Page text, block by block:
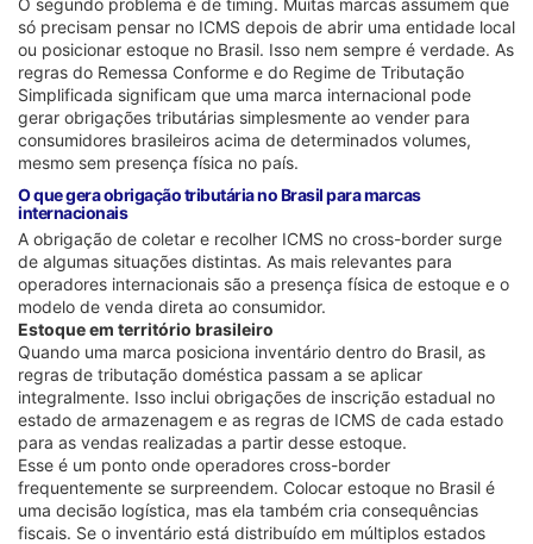
O segundo problema é de timing. Muitas marcas assumem que
só precisam pensar no ICMS depois de abrir uma entidade local
ou posicionar estoque no Brasil. Isso nem sempre é verdade. As
regras do Remessa Conforme e do Regime de Tributação
Simplificada significam que uma marca internacional pode
gerar obrigações tributárias simplesmente ao vender para
consumidores brasileiros acima de determinados volumes,
mesmo sem presença física no país.
O que gera obrigação tributária no Brasil para marcas
internacionais
A obrigação de coletar e recolher ICMS no cross-border surge
de algumas situações distintas. As mais relevantes para
operadores internacionais são a presença física de estoque e o
modelo de venda direta ao consumidor.
Estoque em território brasileiro
Quando uma marca posiciona inventário dentro do Brasil, as
regras de tributação doméstica passam a se aplicar
integralmente. Isso inclui obrigações de inscrição estadual no
estado de armazenagem e as regras de ICMS de cada estado
para as vendas realizadas a partir desse estoque.
Esse é um ponto onde operadores cross-border
frequentemente se surpreendem. Colocar estoque no Brasil é
uma decisão logística, mas ela também cria consequências
fiscais. Se o inventário está distribuído em múltiplos estados